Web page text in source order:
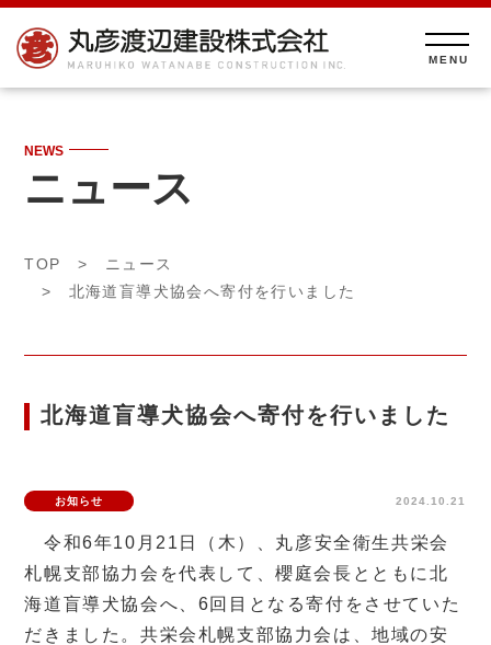
NEWS
ニュース
TOP >
ニュース
> 北海道盲導犬協会へ寄付を行いました
北海道盲導犬協会へ寄付を行いました
お知らせ 2024.10.21
令和6年10月21日（木）、丸彦安全衛生共栄会
札幌支部協力会を代表して、櫻庭会長とともに北
海道盲導犬協会へ、6回目となる寄付をさせていた
だきました。共栄会札幌支部協力会は、地域の安